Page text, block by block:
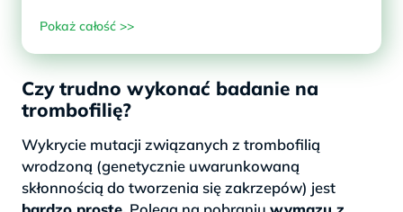
Pokaż całość >>
Czy trudno wykonać badanie na
trombofilię?
Wykrycie mutacji związanych z trombofilią
wrodzoną (genetycznie uwarunkowaną
skłonnością do tworzenia się zakrzepów) jest